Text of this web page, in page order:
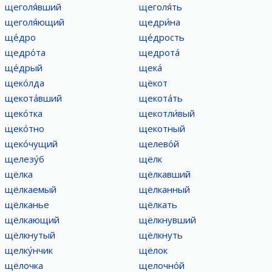
щеголя́вший
щеголя́ть
щеголя́ющий
щедри́на
ще́дро
ще́дрость
щедро́та
щедрота́
ще́дрый
щека́
щеко́лда
щёкот
щекота́вший
щекота́ть
щеко́тка
щекотли́вый
щеко́тно
щекотный
щеко́чущий
щелево́й
щелезу́б
щёлк
щёлка
щёлкавший
щёлкаемый
щёлканный
щёлканье
щёлкать
щёлкающий
щёлкнувший
щёлкнутый
щёлкнуть
щелку́нчик
щёлок
щёлочка
щелочно́й